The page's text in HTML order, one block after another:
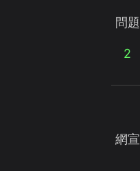
問題
2
網宣